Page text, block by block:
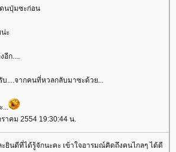
ดนปุ่มซะก่อน
น่ะ
อีก....
....จากคนที่หวลกลับมาซะด้วย...
...
าคม 2554 19:30:44 น.
นดีที่ได้รู้จักนะคะ เข้าใจอารมณ์คิดถึงคนไกลๆ ได้ดี